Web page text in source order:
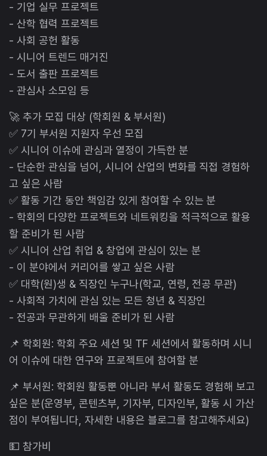
- 기업 실무 프로젝트
- 산학 협력 프로젝트
- 사회 공헌 활동
- 시니어 트렌드 매거진
- 도서 출판 프로젝트
- 관심사 소모임 등
🚀 추가 모집 대상 (학회원 & 부서원)
✅ 7기 부서원 지원자 우선 모집
✅ 시니어 이슈에 관심과 열정이 가득한 분
- 단순한 관심을 넘어, 시니어 산업의 변화를 직접 경험하
고 싶은 사람
✅ 활동 기간 동안 책임감 있게 참여할 수 있는 분
- 학회의 다양한 프로젝트와 네트워킹을 적극적으로 활용
할 준비가 된 사람
✅ 시니어 산업 취업 & 창업에 관심이 있는 분
- 이 분야에서 커리어를 쌓고 싶은 사람
✅ 대학(원)생 & 직장인 누구나(학교, 연령, 전공 무관)
- 사회적 가치에 관심 있는 모든 청년 & 직장인
- 전공과 무관하게 배울 준비가 된 사람
📌 학회원: 학회 주요 세션 및 TF 세션에서 활동하며 시니
어 이슈에 대한 연구와 프로젝트에 참여할 분
📌 부서원: 학회원 활동뿐 아니라 부서 활동도 경험해 보고
싶은 분(운영부, 콘텐츠부, 기자부, 디자인부, 활동 시 가산
점이 부여됩니다, 자세한 내용은 블로그를 참고해주세요)
💵 참가비